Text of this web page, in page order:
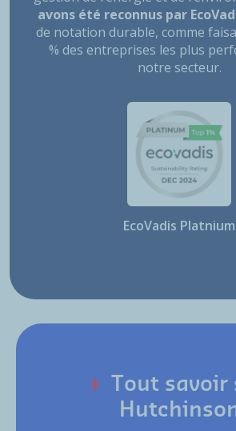
avons été reconnus par
de notation durable, comme
% des entreprises les plus
notre secteur.
EcoVadis Platnium
Tout savoir